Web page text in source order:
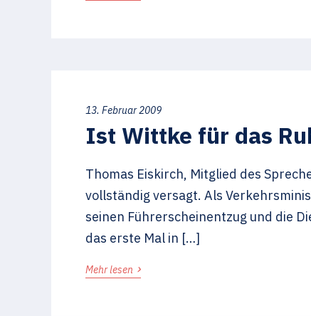
13. Februar 2009
Ist Wittke für das
Thomas Eiskirch, Mitglied des
vollständig versagt. Als
seinen Führerscheinentzug und die
das erste Mal in […]
Mehr lesen ›